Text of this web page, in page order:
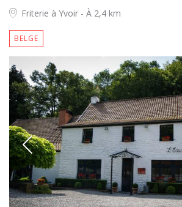
Friterie à Yvoir - À 2,4 km
BELGE